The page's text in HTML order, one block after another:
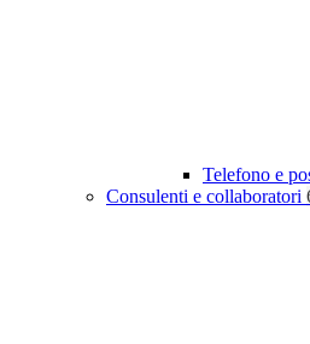
Telefono e
Consulenti e collaboratori